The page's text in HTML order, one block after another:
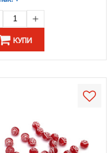
КУПИ